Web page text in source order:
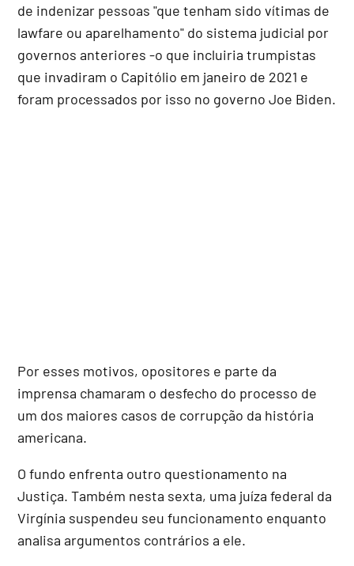
de indenizar pessoas "que tenham sido vítimas de
lawfare ou aparelhamento" do sistema judicial por
governos anteriores -o que incluiria trumpistas
que invadiram o Capitólio em janeiro de 2021 e
foram processados por isso no governo Joe Biden.
Por esses motivos, opositores e parte da
imprensa chamaram o desfecho do processo de
um dos maiores casos de corrupção da história
americana.
O fundo enfrenta outro questionamento na
Justiça. Também nesta sexta, uma juíza federal da
Virgínia suspendeu seu funcionamento enquanto
analisa argumentos contrários a ele.